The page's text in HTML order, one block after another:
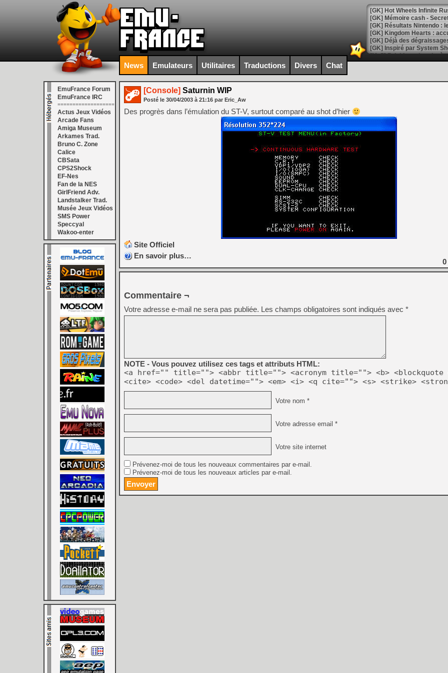
[GK] Hot Wheels Infinite
[GK] Mémoire cash -
[GK] Résultats Nintendo :
[GK] Déjà des
[Mo5] Brickboy cherche à
[GK] Minecraft et ses «
[GK] Beast of
[GK] Ubisoft : fin de partie
[GK] Mémoire cash -
[GK] Dan Houser (GTA)
[GK] Comment EA Sports
[GK] Crimson Moon : un
[GK] Isle of Reveries : le
[GK] Moonlighter 2 : The
[GK] Capcom relance
[Mo5] Deux inédits du
[GK] Le beat'em up The
[GK] Endless Legend 2 :
[LS] [PS5] Le WebKit
[GK] Oubliez Crazy Taxi,
[LS] [Switch] NSZ 5.0.0
[GK] No More Room in
[GK] Un chatbot Atelier
[GK] Mémoire cash -
[GK] Nvidia : le prix des
[GK] Suikoden Star Leap
[Mo5] La mini borne
[GK] Atari renoue avec les
[GK] Le studio de FIFA
[GK] La PlayStation 1 en
[GK] GTA 6 : Rockstar
News Emulateurs Utilitaires Traductions Divers Chat
EmuFrance Forum
EmuFrance IRC
===================
Actus Jeux Vidéos
Arcade Fans
Amiga Museum
Arkames Trad.
Bruno C. Zone
Calice
CBSata
CPS2Shock
EF-Nes
Fan de la NES
GirlFriend Adv.
Landstalker Trad.
Musée Jeux Vidéos
SMS Power
Speccyal
Wakoo-enter
[Console] Saturnin WIP
Posté le 30/04/2003 à 21:16 par Eric_Aw
Des progrès dans l’émulation du ST-V, surtout comparé au shot d’hier
Site Officiel
En savoir plus…
0
Commentaire ¬
Votre adresse e-mail ne sera pas publiée. Les champs obligatoires sont indiqués avec *
NOTE - Vous pouvez utilisez ces tags et attributs HTML:
<a href="" title=""> <abbr title=""> <acronym title=""> <b> <blockquote
<cite> <code> <del datetime=""> <em> <i> <q cite=""> <s> <strike>
Votre nom *
Votre adresse email *
Votre site internet
Prévenez-moi de tous les nouveaux commentaires par e-mail.
Prévenez-moi de tous les nouveaux articles par e-mail.